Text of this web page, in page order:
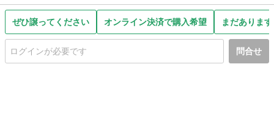
ぜひ譲ってください オンライン決済で購入希望 まだありま
問合せ